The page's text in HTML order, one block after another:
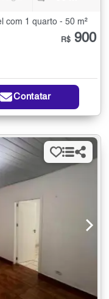
com 1 quarto - 50 m²
R$ 900
Contatar